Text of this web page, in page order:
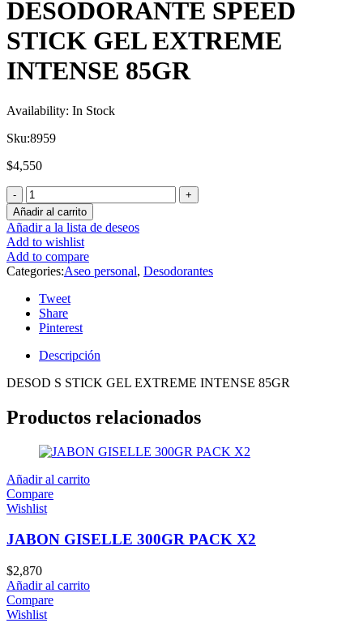
DESODORANTE SPEED
STICK GEL EXTREME
INTENSE 85GR
Availability: In Stock
Sku:8959
$4,550
Añadir al carrito
Añadir a la lista de deseos
Add to wishlist
Add to compare
Categories:Aseo personal, Desodorantes
Tweet
Share
Pinterest
Descripción
DESOD S STICK GEL EXTREME INTENSE 85GR
Productos relacionados
Añadir al carrito
Compare
Wishlist
JABON GISELLE 300GR PACK X2
$2,870
Añadir al carrito
Compare
Wishlist